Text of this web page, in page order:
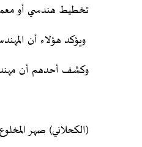
تخطيط هندسي أو
ويؤكد هؤلاء أن
وكشف أحدهم أن
(الكحلاني) صهر